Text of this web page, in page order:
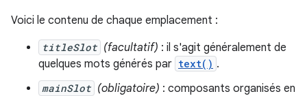
Voici le contenu de chaque emplacement :
titleSlot (facultatif) : il s'agit généralement de
quelques mots générés par text() .
mainSlot (obligatoire) : composants organisés en